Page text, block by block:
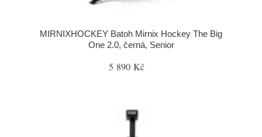
MIRNIXHOCKEY Batoh Mirnix Hockey The Big
One 2.0, černá, Senior
5 890 Kč